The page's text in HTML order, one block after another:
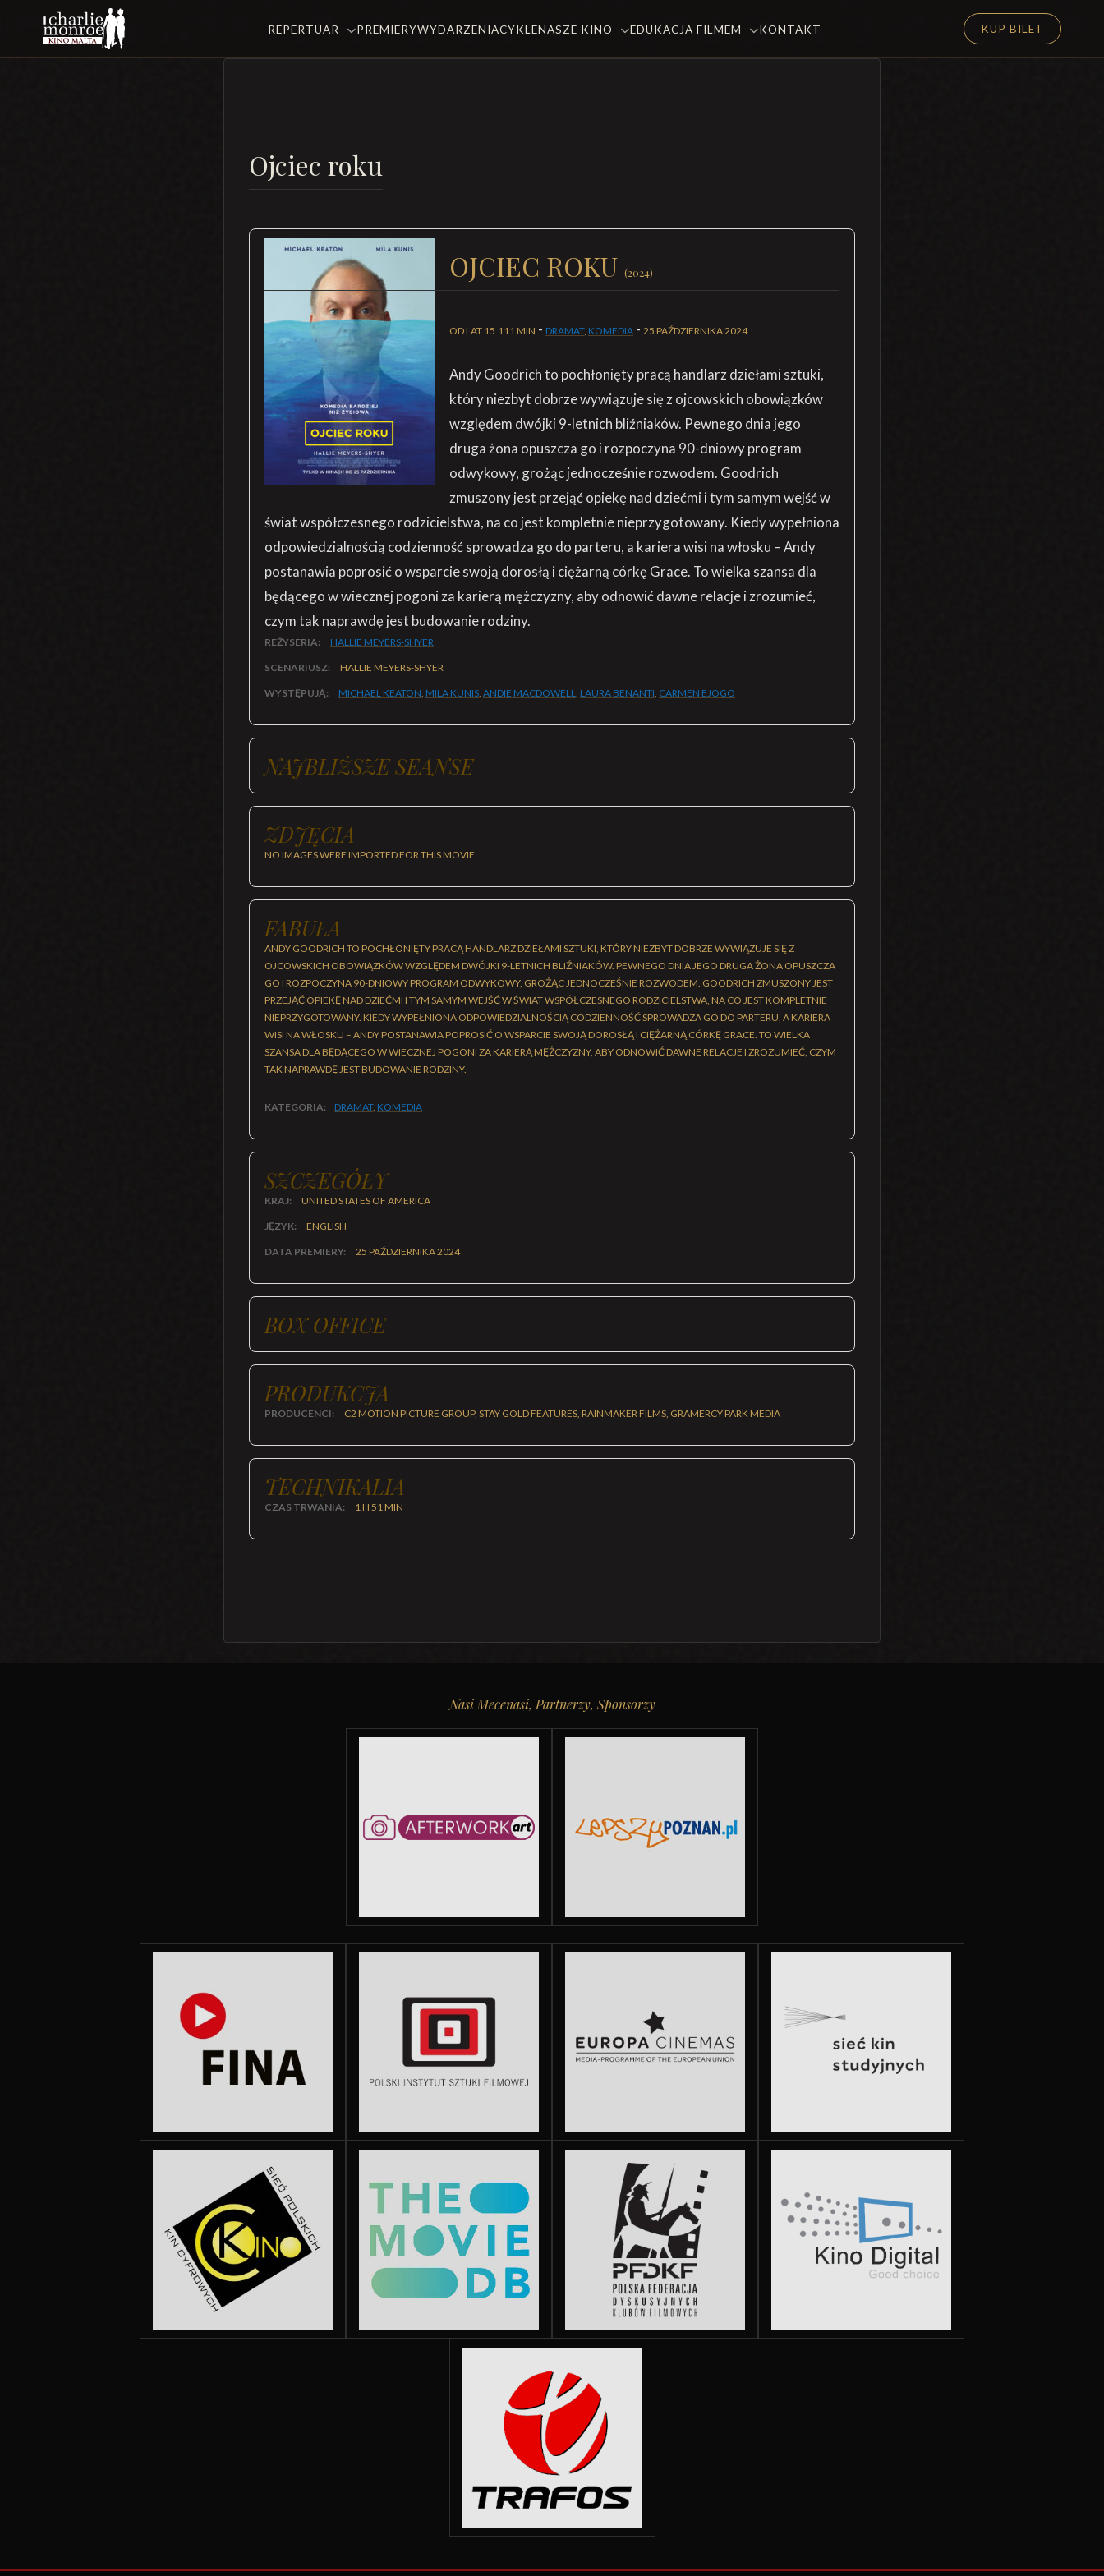
REPERTUAR PREMIERYWYDARZENIACYKLENASZE KINO EDUKACJA FILMEM KONTAKT KUP BILET
Ojciec roku
OJCIEC ROKU (2024)
OD LAT 15 111 MIN - DRAMAT, KOMEDIA - 25 PAŹDZIERNIKA 2024
Andy Goodrich to pochłonięty pracą handlarz dziełami sztuki,
który niezbyt dobrze wywiązuje się z ojcowskich obowiązków
względem dwójki 9-letnich bliźniaków. Pewnego dnia jego
druga żona opuszcza go i rozpoczyna 90-dniowy program
odwykowy, grożąc jednocześnie rozwodem. Goodrich
zmuszony jest przejąć opiekę nad dziećmi i tym samym wejść w
świat współczesnego rodzicielstwa, na co jest kompletnie nieprzygotowany. Kiedy wypełniona
odpowiedzialnością codzienność sprowadza go do parteru, a kariera wisi na włosku – Andy
postanawia poprosić o wsparcie swoją dorosłą i ciężarną córkę Grace. To wielka szansa dla
będącego w wiecznej pogoni za karierą mężczyzny, aby odnowić dawne relacje i zrozumieć,
czym tak naprawdę jest budowanie rodziny.
REŻYSERIA: HALLIE MEYERS-SHYER
SCENARIUSZ: HALLIE MEYERS-SHYER
WYSTĘPUJĄ: MICHAEL KEATON, MILA KUNIS, ANDIE MACDOWELL, LAURA BENANTI, CARMEN EJOGO
NAJBLIŻSZE SEANSE
ZDJĘCIA
NO IMAGES WERE IMPORTED FOR THIS MOVIE.
FABUŁA
ANDY GOODRICH TO POCHŁONIĘTY PRACĄ HANDLARZ DZIEŁAMI SZTUKI, KTÓRY NIEZBYT DOBRZE WYWIĄZUJE SIĘ Z
OJCOWSKICH OBOWIĄZKÓW WZGLĘDEM DWÓJKI 9-LETNICH BLIŹNIAKÓW. PEWNEGO DNIA JEGO DRUGA ŻONA OPUSZCZA
GO I ROZPOCZYNA 90-DNIOWY PROGRAM ODWYKOWY, GROŻĄC JEDNOCZEŚNIE ROZWODEM. GOODRICH ZMUSZONY JEST
PRZEJĄĆ OPIEKĘ NAD DZIEĆMI I TYM SAMYM WEJŚĆ W ŚWIAT WSPÓŁCZESNEGO RODZICIELSTWA, NA CO JEST KOMPLETNIE
NIEPRZYGOTOWANY. KIEDY WYPEŁNIONA ODPOWIEDZIALNOŚCIĄ CODZIENNOŚĆ SPROWADZA GO DO PARTERU, A KARIERA
WISI NA WŁOSKU – ANDY POSTANAWIA POPROSIĆ O WSPARCIE SWOJĄ DOROSŁĄ I CIĘŻARNĄ CÓRKĘ GRACE. TO WIELKA
SZANSA DLA BĘDĄCEGO W WIECZNEJ POGONI ZA KARIERĄ MĘŻCZYZNY, ABY ODNOWIĆ DAWNE RELACJE I ZROZUMIEĆ, CZYM
TAK NAPRAWDĘ JEST BUDOWANIE RODZINY.
KATEGORIA: DRAMAT, KOMEDIA
SZCZEGÓŁY
KRAJ: UNITED STATES OF AMERICA
JĘZYK: ENGLISH
DATA PREMIERY: 25 PAŹDZIERNIKA 2024
BOX OFFICE
PRODUKCJA
PRODUCENCI: C2 MOTION PICTURE GROUP, STAY GOLD FEATURES, RAINMAKER FILMS, GRAMERCY PARK MEDIA
TECHNIKALIA
CZAS TRWANIA: 1 H 51 MIN
Nasi Mecenasi, Partnerzy, Sponsorzy